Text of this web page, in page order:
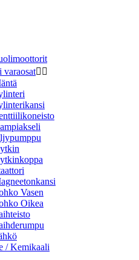
 
Vasen
Oikea
/ Kemikaali